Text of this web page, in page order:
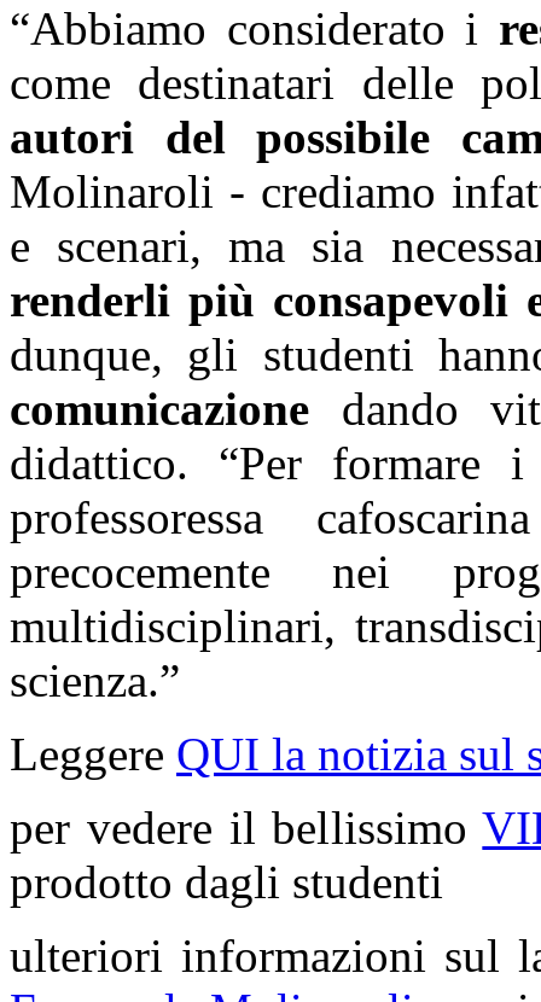
“Abbiamo considerato i
come destinatari delle
autori del possibile
Molinaroli - crediamo
e scenari, ma sia
renderli più consapevoli
dunque, gli studenti
comunicazione dando
didattico. “Per formare
professoressa
precocemente nei
multidisciplinari,
scienza.”
Leggere QUI la notizia sul
per vedere il bellissimo
prodotto dagli studenti
ulteriori informazioni sul